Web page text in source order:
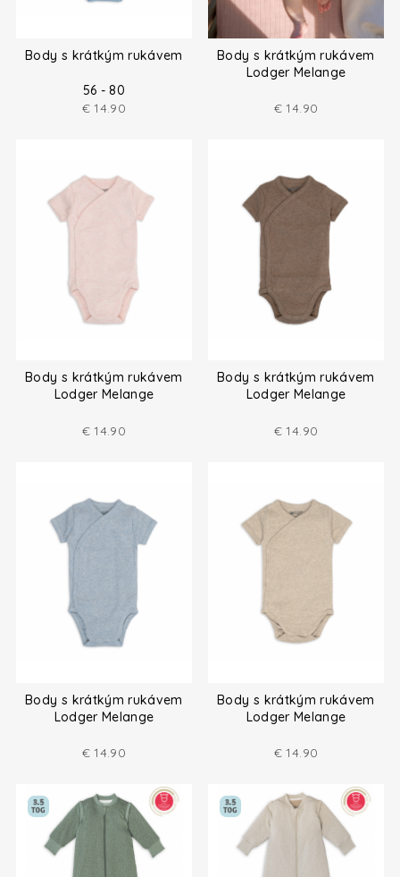
Body s krátkým rukávem
56 - 80
€ 14.90
Body s krátkým rukávem
Lodger Melange
€ 14.90
Body s krátkým rukávem
Lodger Melange
€ 14.90
Body s krátkým rukávem
Lodger Melange
€ 14.90
Body s krátkým rukávem
Lodger Melange
€ 14.90
Body s krátkým rukávem
Lodger Melange
€ 14.90